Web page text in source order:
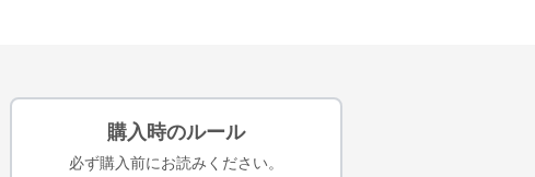
購入時のルール
必ず購入前にお読みください。